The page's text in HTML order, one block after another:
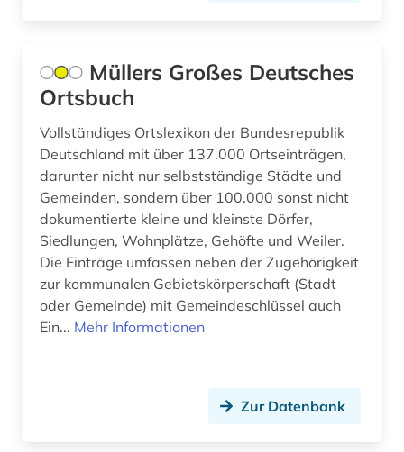
bundesministerium (1)
bundesrecht (3)
bundesregierung (3)
bundestag (3)
bundesverfassungsgericht (1)
bundesverfassungsgerichtsgesetz (1)
bundesverwaltung (1)
bürgerfamilie (1)
Müllers Großes Deutsches
Ortsbuch
Vollständiges Ortslexikon der Bundesrepublik
Deutschland mit über 137.000 Ortseinträgen,
darunter nicht nur selbstständige Städte und
Gemeinden, sondern über 100.000 sonst nicht
dokumentierte kleine und kleinste Dörfer,
Siedlungen, Wohnplätze, Gehöfte und Weiler.
Die Einträge umfassen neben der Zugehörigkeit
zur kommunalen Gebietskörperschaft (Stadt
oder Gemeinde) mit Gemeindeschlüssel auch
Ein... Mehr Informationen
Zur Datenbank